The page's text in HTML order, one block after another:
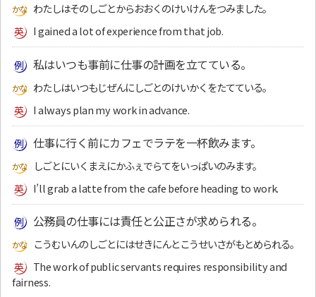
わたしはそのしごとからおおくのけいけんをつみました。
I gained a lot of experience from that job.
私はいつも事前に仕事の計画を立てている。
わたしはいつもじぜんにしごとのけいかくをたてている。
I always plan my work in advance.
仕事に行く前にカフェでラテを一杯飲みます。
しごとにいくまえにかふぇでらてをいっぱいのみます。
I’ll grab a latte from the cafe before heading to work.
公務員の仕事には責任と公正さが求められる。
こうむいんのしごとにはせきにんとこうせいさがもとめられる。
The work of public servants requires responsibility and
fairness.